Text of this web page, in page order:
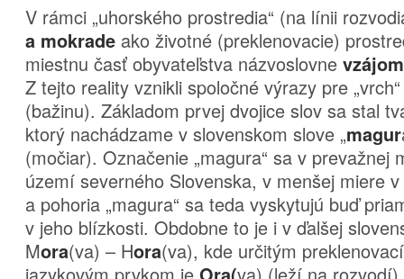
V rámci „uhorského prostredia“ (na línii
a mokrade ako životné (preklenovacie)
miestnu časť obyvateľstva názvoslovne
Z tejto reality vznikli spoločné výrazy pre
(bažinu). Základom prvej dvojice slov sa stal
ktorý nachádzame v slovenskom slove „magur
(močiar). Označenie „magura“ sa v prevažnej
území severného Slovenska, v menšej miere
a pohoria „magura“ sa teda vyskytujú buď
v jeho blízkosti. Obdobne to je i v ďalšej
Mora(va) – Hora(va), kde určitým